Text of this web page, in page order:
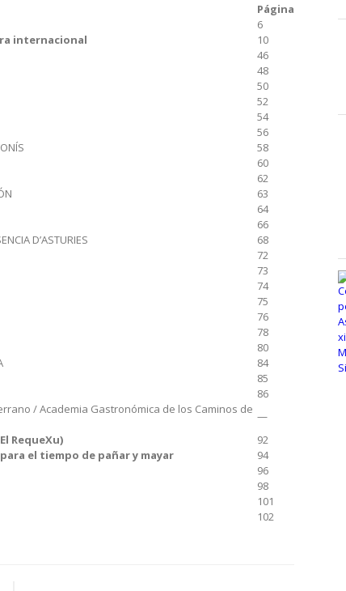
Página
6
internacional
10
46
48
50
52
54
56
58
60
62
63
64
66
D’ASTURIES
68
72
73
74
75
76
78
80
84
85
86
/ Academia Gastronómica de los Caminos de —
RequeXu)
92
el tiempo de pañar y mayar
94
96
98
101
102